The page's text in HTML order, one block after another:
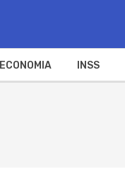
ECONOMIA INSS